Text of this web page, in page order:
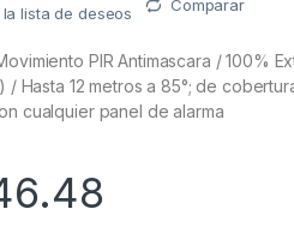
lista de deseos Comparar
PIR Antimascara / 100%
/ Hasta 12 metros a 85°; de
cualquier panel de alarma